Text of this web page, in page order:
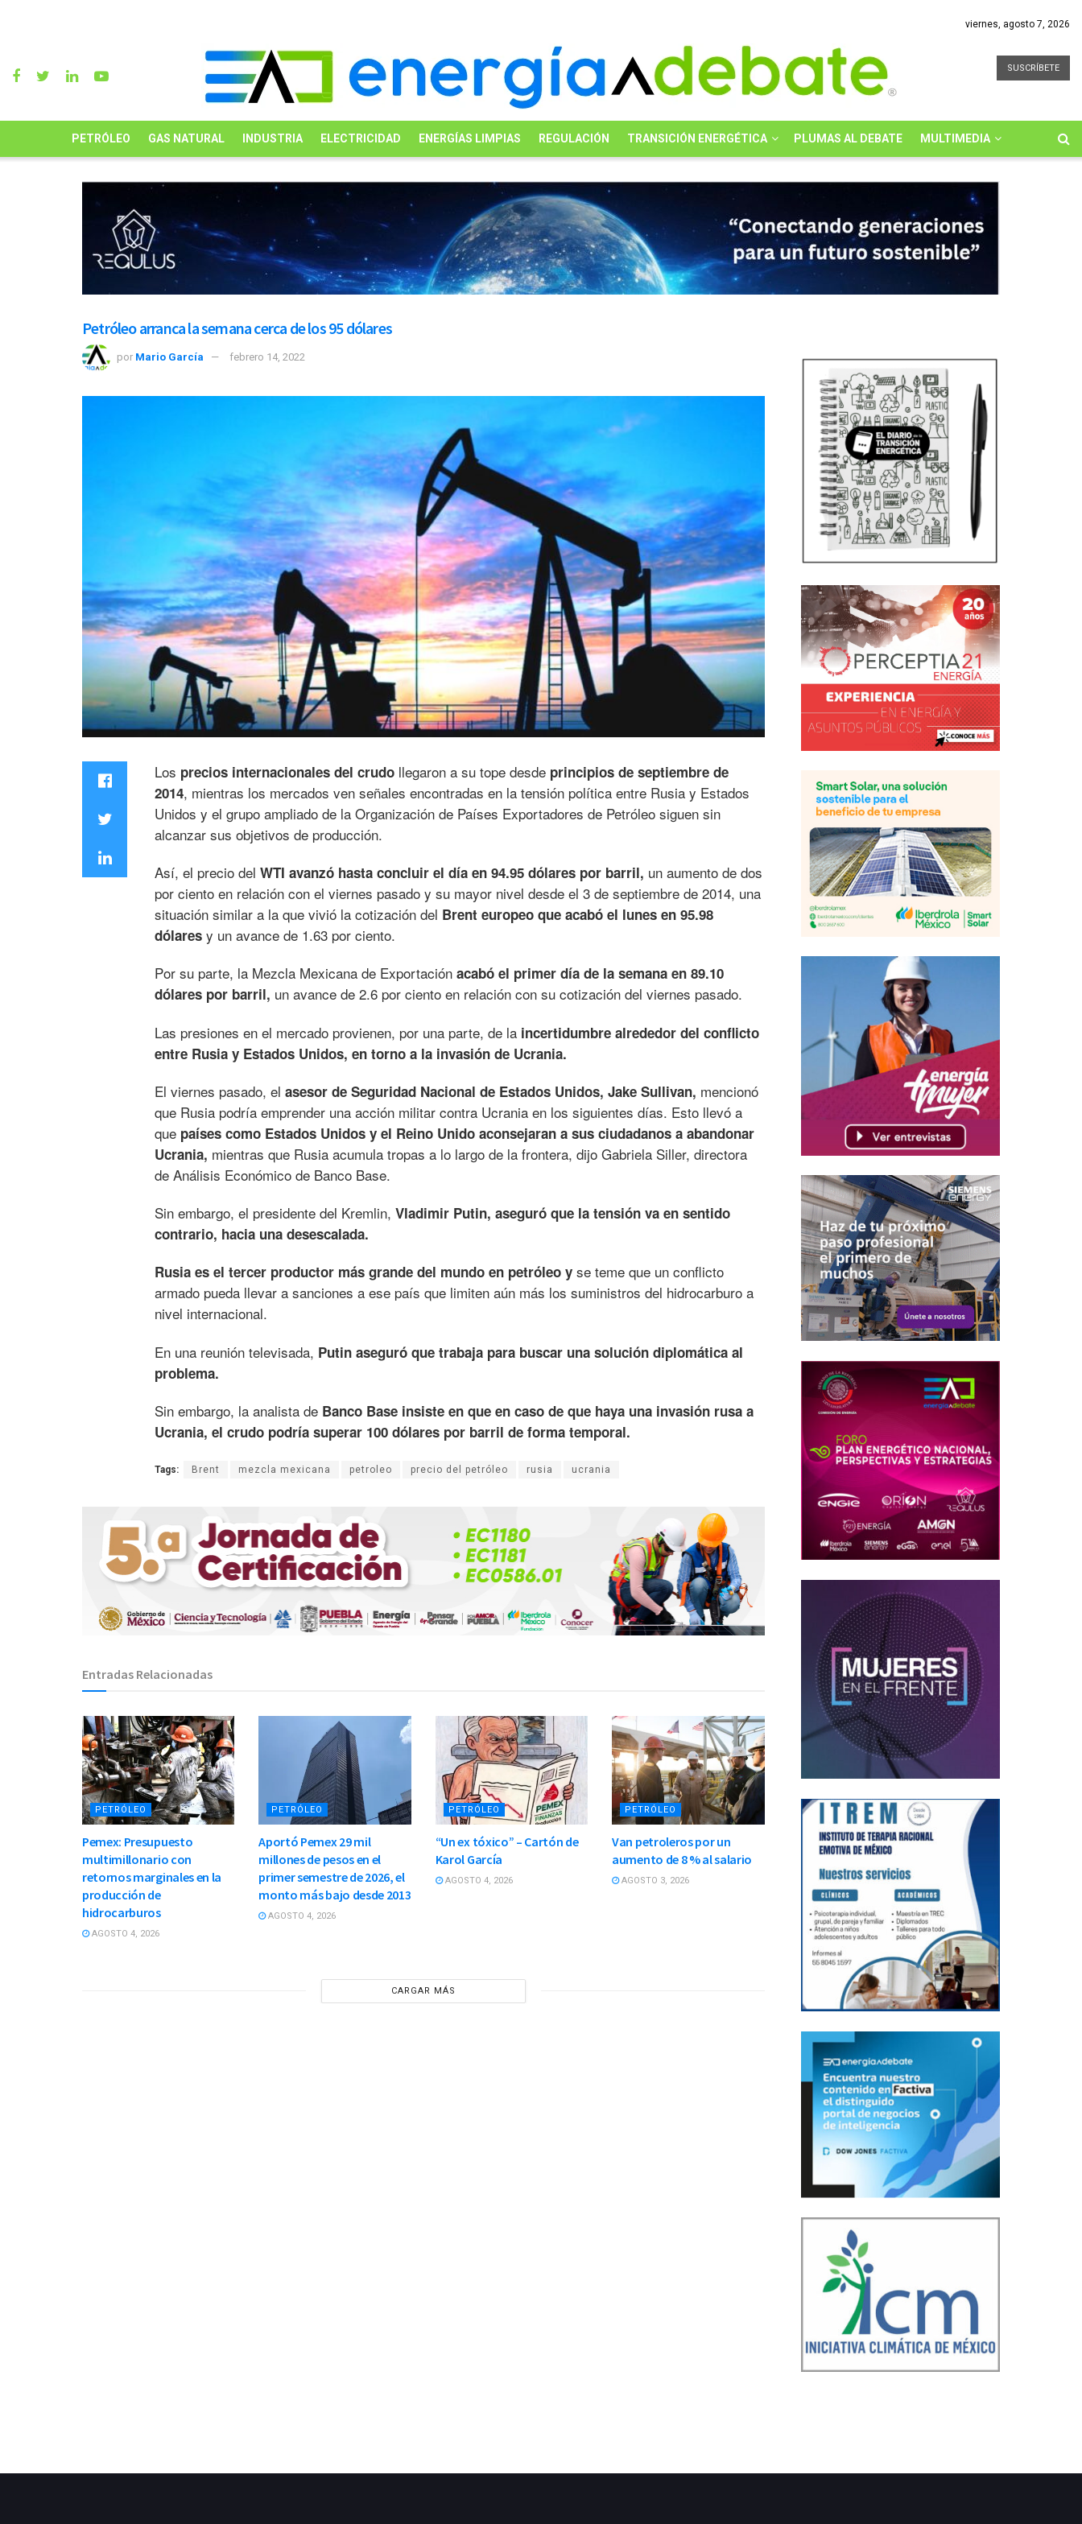
viernes, agosto 7, 2026
SUSCRÍBETE
PETRÓLEO GAS NATURAL INDUSTRIA ELECTRICIDAD ENERGÍAS LIMPIAS REGULACIÓN TRANSICIÓN ENERGÉTICA PLUMAS AL DEBATE MULTIMEDIA
Petróleo arranca la semana cerca de los 95 dólares
por Mario García febrero 14, 2022
Los precios internacionales del crudo llegaron a su tope desde principios de septiembre de
2014, mientras los mercados ven señales encontradas en la tensión política entre Rusia y Estados
Unidos y el grupo ampliado de la Organización de Países Exportadores de Petróleo siguen sin
alcanzar sus objetivos de producción.
Así, el precio del WTI avanzó hasta concluir el día en 94.95 dólares por barril, un aumento de dos
por ciento en relación con el viernes pasado y su mayor nivel desde el 3 de septiembre de 2014, una
situación similar a la que vivió la cotización del Brent europeo que acabó el lunes en 95.98
dólares y un avance de 1.63 por ciento.
Por su parte, la Mezcla Mexicana de Exportación acabó el primer día de la semana en 89.10
dólares por barril, un avance de 2.6 por ciento en relación con su cotización del viernes pasado.
Las presiones en el mercado provienen, por una parte, de la incertidumbre alrededor del conflicto
entre Rusia y Estados Unidos, en torno a la invasión de Ucrania.
El viernes pasado, el asesor de Seguridad Nacional de Estados Unidos, Jake Sullivan, mencionó
que Rusia podría emprender una acción militar contra Ucrania en los siguientes días. Esto llevó a
que países como Estados Unidos y el Reino Unido aconsejaran a sus ciudadanos a abandonar
Ucrania, mientras que Rusia acumula tropas a lo largo de la frontera, dijo Gabriela Siller, directora
de Análisis Económico de Banco Base.
Sin embargo, el presidente del Kremlin, Vladimir Putin, aseguró que la tensión va en sentido
contrario, hacia una desescalada.
Rusia es el tercer productor más grande del mundo en petróleo y se teme que un conflicto
armado pueda llevar a sanciones a ese país que limiten aún más los suministros del hidrocarburo a
nivel internacional.
En una reunión televisada, Putin aseguró que trabaja para buscar una solución diplomática al
problema.
Sin embargo, la analista de Banco Base insiste en que en caso de que haya una invasión rusa a
Ucrania, el crudo podría superar 100 dólares por barril de forma temporal.
Tags: Brent mezcla mexicana petroleo precio del petróleo rusia ucrania
Entradas Relacionadas
PETRÓLEO
Pemex: Presupuesto
multimillonario con
retornos marginales en la
producción de
hidrocarburos
AGOSTO 4, 2026
PETRÓLEO
Aportó Pemex 29 mil
millones de pesos en el
primer semestre de 2026, el
monto más bajo desde 2013
AGOSTO 4, 2026
PETRÓLEO
“Un ex tóxico” – Cartón de
Karol García
AGOSTO 4, 2026
PETRÓLEO
Van petroleros por un
aumento de 8 % al salario
AGOSTO 3, 2026
CARGAR MÁS